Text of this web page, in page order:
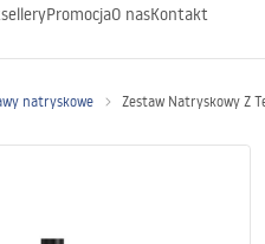
PromocjaO nasKontakt
natryskowe Zestaw Natryskowy Z